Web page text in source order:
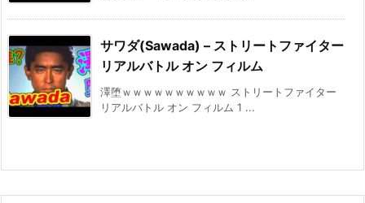
サワダ(Sawada) – ストリートファイター
リアルバトル オン フィルム
澤堕ｗｗｗｗｗｗｗｗｗｗ ストリートファイター
リアルバトル オン フィルム 1 ...